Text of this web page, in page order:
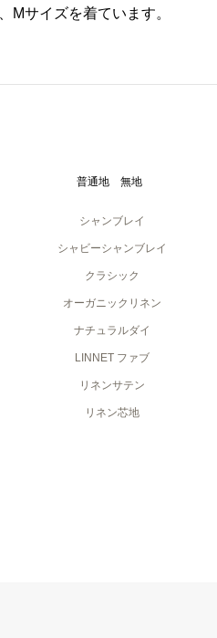
Mサイズを着ています。
普通地 無地
シャンブレイ
シャビーシャンブレイ
クラシック
オーガニックリネン
ナチュラルダイ
LINNET ファブ
リネンサテン
リネン芯地